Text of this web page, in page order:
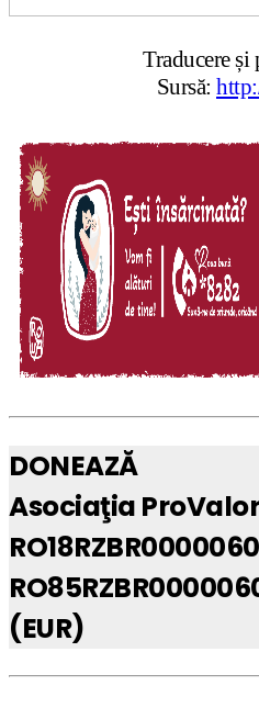
Traducere și
Sursă:
DONEAZĂ
Asociaţia
(EUR)